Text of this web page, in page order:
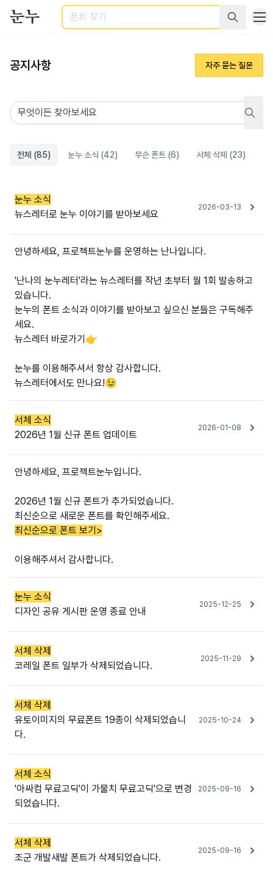
검색
공지사항 자주 묻는 질문
무엇이든 찾아보세요
전체 (85) 눈누 소식 (42) 무슨 폰트 (6) 서체 삭제 (23)
눈누 소식
뉴스레터로 눈누 이야기를 받아보세요
2026-03-13
안녕하세요, 프로젝트눈누를 운영하는 난나입니다.
'난나의 눈누레터'라는 뉴스레터를 작년 초부터 월 1회 발송하고
있습니다.
눈누의 폰트 소식과 이야기를 받아보고 싶으신 분들은 구독해주
세요.
뉴스레터 바로가기👉
눈누를 이용해주셔서 항상 감사합니다.
뉴스레터에서도 만나요!😉
서체 소식
2026년 1월 신규 폰트 업데이트
2026-01-08
안녕하세요, 프로젝트눈누입니다.
2026년 1월 신규 폰트가 추가되었습니다.
최신순으로 새로운 폰트를 확인해주세요.
최신순으로 폰트 보기>
이용해주셔서 감사합니다.
눈누 소식
디자인 공유 게시판 운영 종료 안내
2025-12-25
서체 삭제
코레일 폰트 일부가 삭제되었습니다.
2025-11-29
서체 삭제
유토이미지의 무료폰트 19종이 삭제되었습니
다.
2025-10-24
서체 소식
'아싸컴 무료고딕'이 가물치 무료고딕'으로 변경
되었습니다.
2025-09-16
서체 삭제
조군 개발새발 폰트가 삭제되었습니다.
2025-09-16